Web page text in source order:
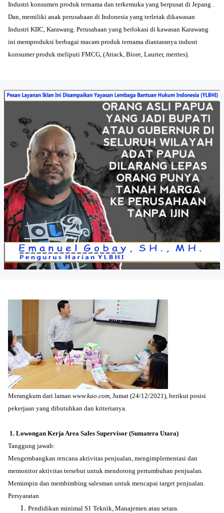
Industri konsumen produk ternama dan terkemuka yang berpusat di Jepang .
Dan, memiliki anak perusahaan di Indonesia yang terletak dikawasan
Industri KIIC, Karawang. Perusahaan yang berlokasi di kawasan Karawang
ini memproduksi berbagai macam produk ternama diantaranya indusri
konsumer produk meliputi FMCG, (Attack, Biore, Laurier, merries).
Merangkum dari laman www.kao.com, Jumat (24/12/2021), berikut posisi
pekerjaan yang dibutuhkan dan kriterianya.
1. Lowongan Kerja Area Sales Supervisor (Sumatera Utara)
Tanggung jawab:
Mengembangkan rencana aktivitas penjualan, mengimplementasi dan
memonitor aktivitas tersebut untuk mendorong pertumbuhan penjualan.
Memimpin dan membimbing salesman untuk mencapai target penjualan.
Persyaratan
Pendidikan minimal S1 Teknik, Manajemen atau setara.